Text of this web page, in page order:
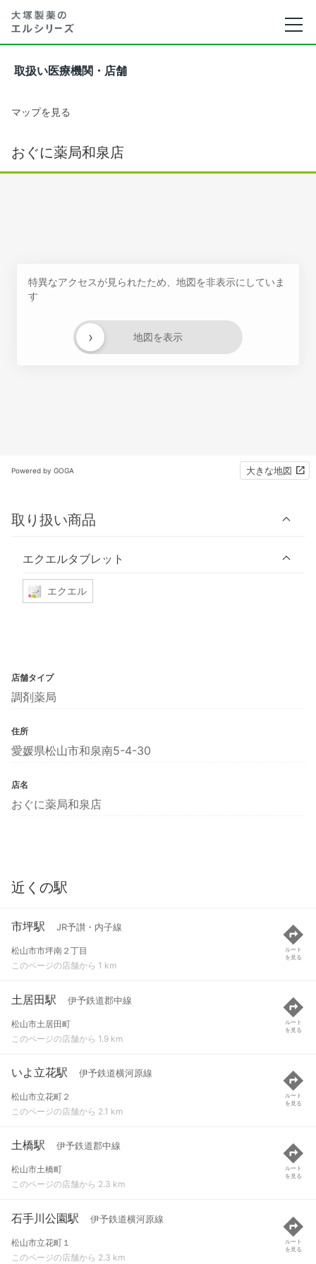
取扱い医療機関・店舗
マップを見る
おぐに薬局和泉店
特異なアクセスが見られたため、地図を非表示にしていま
す
地図を表示
›
Powered by GOGA 大きな地図
取り扱い商品
エクエルタブレット
エクエル
店舗タイプ
調剤薬局
住所
愛媛県松山市和泉南5-4-30
店名
おぐに薬局和泉店
近くの駅
市坪駅 JR予讃・内子線
松山市市坪南２丁目
このページの店舗から 1 km
ルート
を見る
土居田駅 伊予鉄道郡中線
松山市土居田町
このページの店舗から 1.9 km
ルート
を見る
いよ立花駅 伊予鉄道横河原線
松山市立花町２
このページの店舗から 2.1 km
ルート
を見る
土橋駅 伊予鉄道郡中線
松山市土橋町
このページの店舗から 2.3 km
ルート
を見る
石手川公園駅 伊予鉄道横河原線
松山市立花町１
このページの店舗から 2.3 km
ルート
を見る